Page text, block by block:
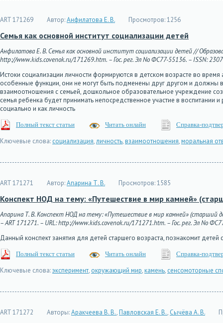
ART 171269 Автор:Анфилатова Е. В. Просмотров:1256
Семья как основной институт социализации детей
Анфилатова Е. В. Семья как основной институт социализации детей //
http://www.kids.covenok.ru/171269.htm. – Гос. рег. Эл No ФС77-55136. – ISSN:
Истоки социализации личности формируются в детском возрасте во
особенные функции, они не могут быть подменены друг другом и должны
взаимоотношения с семьей, дошкольное образовательное учреждение
семья ребенка будет принимать непосредственное участие в
социально и как личность
Полный текст статьи Читать онлайн Справка-
Ключевые слова: социализация,личность,взаимоотношения,моральная
ART 171271 Автор:Апарина Т. В. Просмотров:1585
Конспект НОД на тему: «Путешествие в мир камней»
Апарина Т. В. Конспект НОД на тему: «Путешествие в мир камней» (старший
– ART 171271. – URL: http://www.kids.covenok.ru/171271.htm. – Гос. рег. Эл No
Данный конспект занятия для детей старшего возраста, познакомит детей
Полный текст статьи Читать онлайн Справка-
Ключевые слова:эксперимент, окружающий мир,камень, сенсомоторные
ART 171272 Авторы:Аракчеева В. В.,Павловская Е. В., Сычёва А. В.